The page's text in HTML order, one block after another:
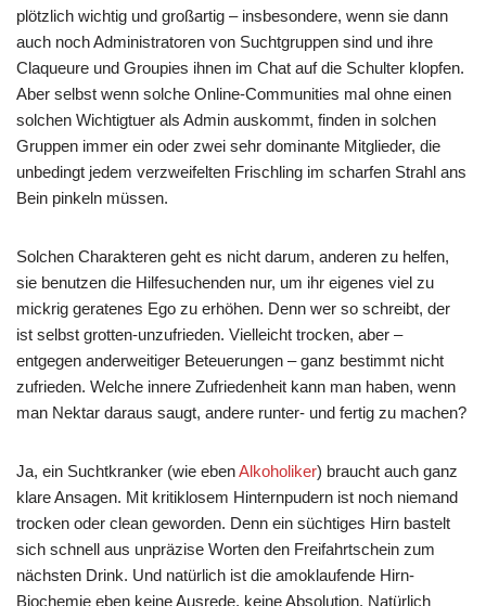
plötzlich wichtig und großartig – insbesondere, wenn sie dann
auch noch Administratoren von Suchtgruppen sind und ihre
Claqueure und Groupies ihnen im Chat auf die Schulter klopfen.
Aber selbst wenn solche Online-Communities mal ohne einen
solchen Wichtigtuer als Admin auskommt, finden in solchen
Gruppen immer ein oder zwei sehr dominante Mitglieder, die
unbedingt jedem verzweifelten Frischling im scharfen Strahl ans
Bein pinkeln müssen.
Solchen Charakteren geht es nicht darum, anderen zu helfen,
sie benutzen die Hilfesuchenden nur, um ihr eigenes viel zu
mickrig geratenes Ego zu erhöhen. Denn wer so schreibt, der
ist selbst grotten-unzufrieden. Vielleicht trocken, aber –
entgegen anderweitiger Beteuerungen – ganz bestimmt nicht
zufrieden. Welche innere Zufriedenheit kann man haben, wenn
man Nektar daraus saugt, andere runter- und fertig zu machen?
Ja, ein Suchtkranker (wie ebenAlkoholiker) braucht auch ganz
klare Ansagen. Mit kritiklosem Hinternpudern ist noch niemand
trocken oder clean geworden. Denn ein süchtiges Hirn bastelt
sich schnell aus unpräzise Worten den Freifahrtschein zum
nächsten Drink. Und natürlich ist die amoklaufende Hirn-
Biochemie eben keine Ausrede, keine Absolution. Natürlich